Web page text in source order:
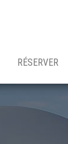
RÉSERVER